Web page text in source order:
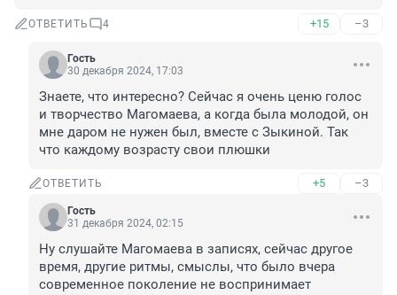
ОТВЕТИТЬ 4 +15 –3
Гость
30 декабря 2024, 17:03
Знаете, что интересно? Сейчас я очень ценю голос
и творчество Магомаева, а когда была молодой, он
мне даром не нужен был, вместе с Зыкиной. Так
что каждому возрасту свои плюшки
ОТВЕТИТЬ +5 –3
Гость
31 декабря 2024, 02:15
Ну слушайте Магомаева в записях, сейчас другое
время, другие ритмы, смыслы, что было вчера
современное поколение не воспринимает